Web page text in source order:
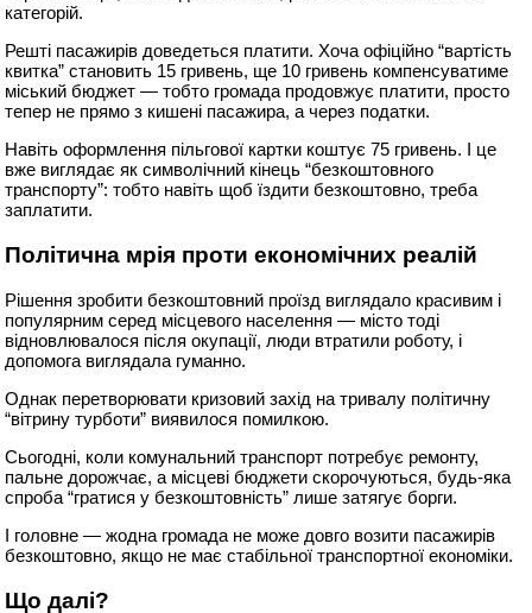
категорій.
Решті пасажирів доведеться платити. Хоча офіційно “вартість
квитка” становить 15 гривень, ще 10 гривень компенсуватиме
міський бюджет — тобто громада продовжує платити, просто
тепер не прямо з кишені пасажира, а через податки.
Навіть оформлення пільгової картки коштує 75 гривень. І це
вже виглядає як символічний кінець “безкоштовного
транспорту”: тобто навіть щоб їздити безкоштовно, треба
заплатити.
Політична мрія проти економічних реалій
Рішення зробити безкоштовний проїзд виглядало красивим і
популярним серед місцевого населення — місто тоді
відновлювалося після окупації, люди втратили роботу, і
допомога виглядала гуманно.
Однак перетворювати кризовий захід на тривалу політичну
“вітрину турботи” виявилося помилкою.
Сьогодні, коли комунальний транспорт потребує ремонту,
пальне дорожчає, а місцеві бюджети скорочуються, будь-яка
спроба “гратися у безкоштовність” лише затягує борги.
І головне — жодна громада не може довго возити пасажирів
безкоштовно, якщо не має стабільної транспортної економіки.
Що далі?